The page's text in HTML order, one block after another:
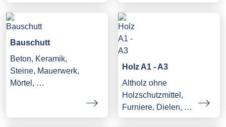
Bauschutt
Beton, Keramik,
Steine, Mauerwerk,
Mörtel, …
Holz A1 - A3
Altholz ohne
Holzschutzmittel,
Furniere, Dielen, …